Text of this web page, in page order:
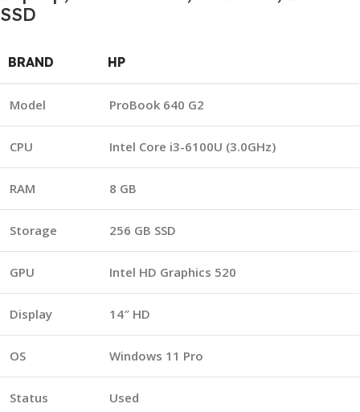
SSD
BRAND HP
Model ProBook 640 G2
CPU Intel Core i3-6100U (3.0GHz)
RAM 8 GB
Storage 256 GB SSD
GPU Intel HD Graphics 520
Display 14″ HD
OS Windows 11 Pro
Status Used